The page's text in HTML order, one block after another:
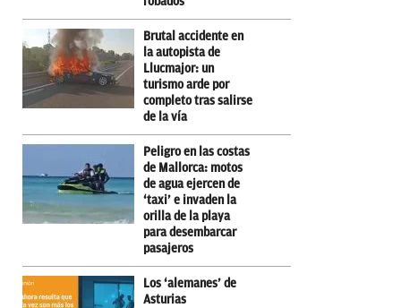
Brutal accidente en
la autopista de
Llucmajor: un
turismo arde por
completo tras salirse
de la vía
Peligro en las costas
de Mallorca: motos
de agua ejercen de
‘taxi’ e invaden la
orilla de la playa
para desembarcar
pasajeros
Los ‘alemanes’ de
Asturias